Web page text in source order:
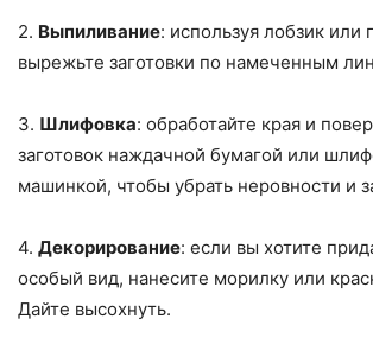
2. Выпиливание: используя лобзик или
вырежьте заготовки по намеченным
3. Шлифовка: обработайте края и
заготовок наждачной бумагой или
машинкой, чтобы убрать неровности и
4. Декорирование: если вы хотите
особый вид, нанесите морилку или
Дайте высохнуть.